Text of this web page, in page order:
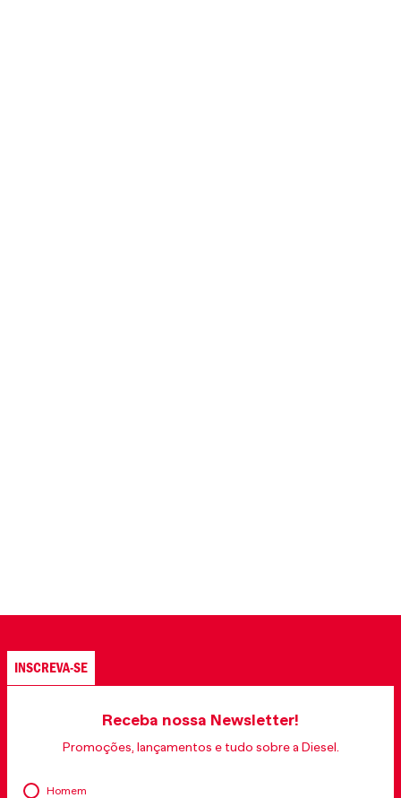
INSCREVA-SE
Receba nossa Newsletter!
Promoções, lançamentos e tudo sobre a Diesel.
Homem